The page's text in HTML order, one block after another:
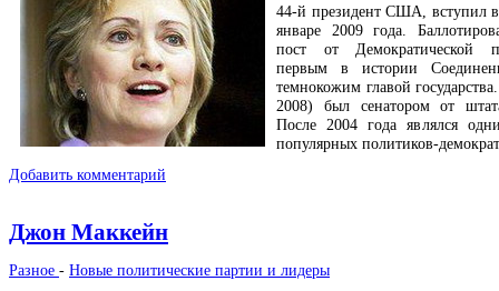
44-й президент США, вступил
январе 2009 года.
пост от Демократической
первым в истории
темнокожим главой
2008) был сенатором от
После 2004 года являлся
популярных политиков-
Добавить комментарий
Джон Маккейн
Разное - Новые политические партии и лидеры